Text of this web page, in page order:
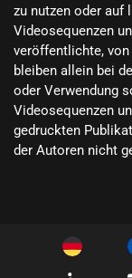
zu nutzen oder auf
Videosequenzen
veröffentlichte,
bleiben allein bei
oder Verwendung
Videosequenzen
gedruckten
der Autoren nicht